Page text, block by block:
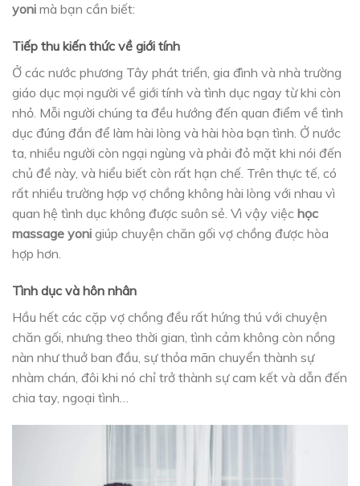
yoni mà bạn cần biết:
Tiếp thu kiến thức về giới tính
Ở các nước phương Tây phát triển, gia đình và nhà trường
giáo dục mọi người về giới tính và tình dục ngay từ khi còn
nhỏ. Mỗi người chúng ta đều hướng đến quan điểm về tình
dục đúng đắn để làm hài lòng và hài hòa bạn tình. Ở nước
ta, nhiều người còn ngại ngùng và phải đỏ mặt khi nói đến
chủ đề này, và hiểu biết còn rất hạn chế. Trên thực tế, có
rất nhiều trường hợp vợ chồng không hài lòng với nhau vì
quan hệ tình dục không được suôn sẻ. Vì vậy việc học
massage yoni giúp chuyện chăn gối vợ chồng được hòa
hợp hơn.
Tình dục và hôn nhân
Hầu hết các cặp vợ chồng đều rất hứng thú với chuyện
chăn gối, nhưng theo thời gian, tình cảm không còn nồng
nàn như thuở ban đầu, sự thỏa mãn chuyển thành sự
nhàm chán, đôi khi nó chỉ trở thành sự cam kết và dẫn đến
chia tay, ngoại tình…